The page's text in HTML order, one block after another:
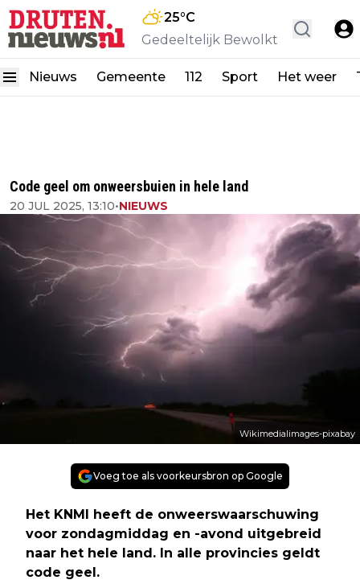
25°C
Gedeeltelijk Bewolkt
Nieuws Gemeente 112 Sport Het weer
Code geel om onweersbuien in hele land
20 JUL 2025, 13:10•NIEUWS
Wikimedialimages-pixabay
Voeg toe als voorkeursbron op Google
Het KNMI heeft de onweerswaarschuwing
voor zondagmiddag en -avond uitgebreid
naar het hele land. In alle provincies geldt
code geel.